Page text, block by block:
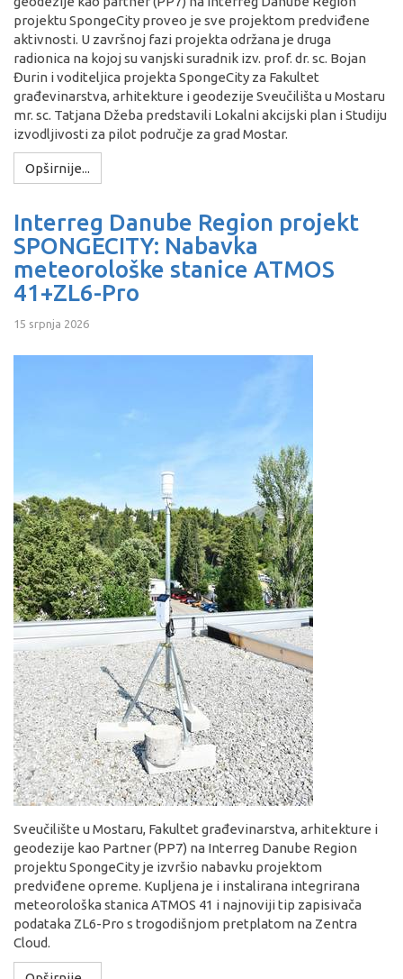
projektu SpongeCity proveo je sve projektom predviđene
aktivnosti. U završnoj fazi projekta održana je druga
radionica na kojoj su vanjski suradnik izv. prof. dr. sc. Bojan
Đurin i voditeljica projekta SpongeCity za Fakultet
građevinarstva, arhitekture i geodezije Sveučilišta u Mostaru
mr. sc. Tatjana Džeba predstavili Lokalni akcijski plan i Studiju
izvodljivosti za pilot područje za grad Mostar.
Opširnije...
Interreg Danube Region projekt
SPONGECITY: Nabavka
meteorološke stanice ATMOS
41+ZL6-Pro
15 srpnja 2026
Sveučilište u Mostaru, Fakultet građevinarstva, arhitekture i
geodezije kao Partner (PP7) na Interreg Danube Region
projektu SpongeCity je izvršio nabavku projektom
predviđene opreme. Kupljena je i instalirana integrirana
meteorološka stanica ATMOS 41 i najnoviji tip zapisivača
podataka ZL6-Pro s trogodišnjom pretplatom na Zentra
Cloud.